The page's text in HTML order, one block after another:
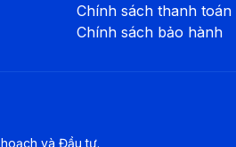
Chính sách thanh toán
Chính sách bảo hành
và Đầu tư.